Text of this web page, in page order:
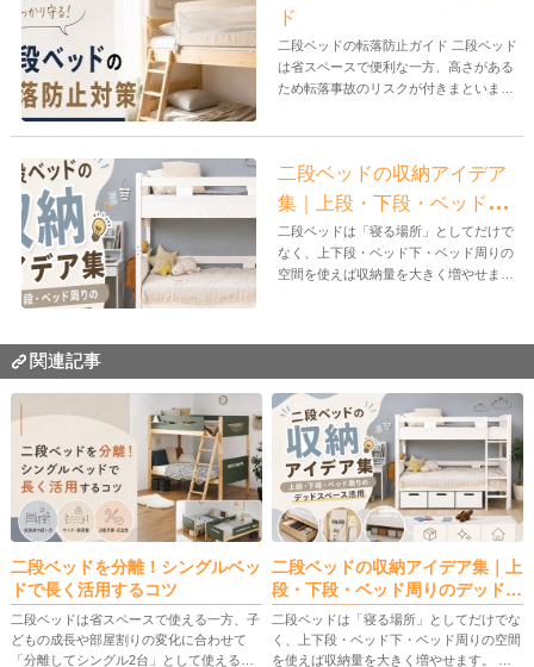
ド
二段ベッドの転落防止ガイド 二段ベッド
は省スペースで便利な一方、高さがある
ため転落事故のリスクが付きまといま
二段ベッドの収納アイデア
集｜上段・下段・ベッド周
りのデッドスペース活用
二段ベッドは「寝る場所」としてだけで
なく、上下段・ベッド下・ベッド周りの
空間を使えば収納量を大きく増やせま
関連記事
二段ベッドを分離！シングルベッ
ドで長く活用するコツ
二段ベッドは省スペースで使える一方、子
どもの成長や部屋割りの変化に合わせて
「分離してシングル2台」として使えるモ
二段ベッドの収納アイデア集｜上
段・下段・ベッド周りのデッドス
ペース活用
二段ベッドは「寝る場所」としてだけでな
く、上下段・ベッド下・ベッド周りの空間
を使えば収納量を大きく増やせます。 本